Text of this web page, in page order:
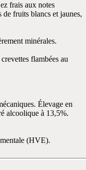
frais aux notes
fruits blancs et jaunes,
minérales.
flambées au
Élevage en
alcoolique à 13,5%.
(HVE).